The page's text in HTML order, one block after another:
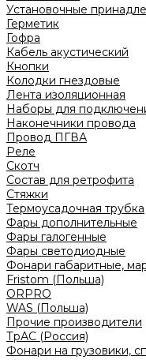
Установочные
Герметик
Гофра
Кабель акустический
Кнопки
Колодки гнездовые
Лента изоляционная
Наборы для
Наконечники провода
Провод ПГВА
Реле
Скотч
Состав для ретрофита
Стяжки
Термоусадочная трубка
Фары дополнительные
Фары галогенные
Фары светодиодные
Фонари габаритные,
Fristom (Польша)
ORPRO
WAS (Польша)
Прочие производители
ТрАС (Россия)
Фонари на грузовики,